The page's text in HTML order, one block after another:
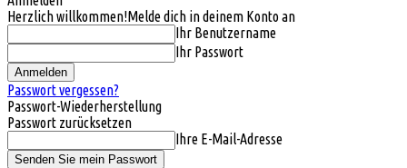
Herzlich willkommen!Melde dich in deinem Konto an
Ihr Benutzername
Ihr Passwort
Passwort vergessen?
Passwort-Wiederherstellung
Passwort zurücksetzen
Ihre E-Mail-Adresse